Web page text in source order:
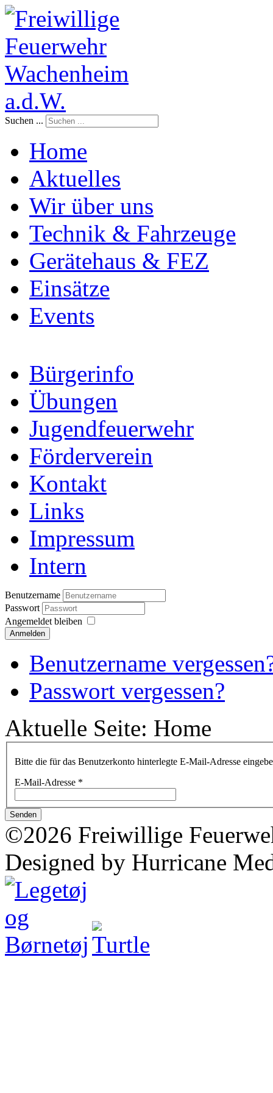
Suchen ...
Home
Aktuelles
Wir über uns
Technik & Fahrzeuge
Gerätehaus & FEZ
Einsätze
Events
Bürgerinfo
Übungen
Jugendfeuerwehr
Förderverein
Kontakt
Links
Impressum
Intern
Benutzername
Passwort
Angemeldet bleiben
Anmelden
Benutzername
Passwort vergessen?
Aktuelle Seite: Home
Bitte die für das Benutzerkonto hinterlegte E-Mail-Adresse
E-Mail-Adresse *
Senden
©2026 Freiwillige
Designed by Hurricane